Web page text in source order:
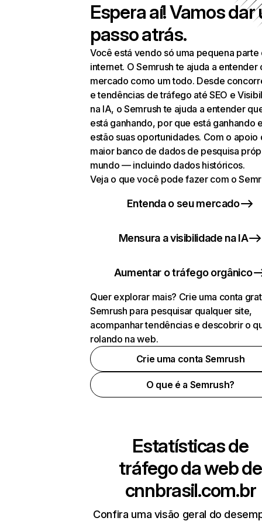
Espera aí! Vamos dar
passo atrás.
Você está vendo só uma pequena parte
internet. O Semrush te ajuda a entender
mercado como um todo. Desde
e tendências de tráfego até SEO e
na IA, o Semrush te ajuda a entender
está ganhando, por que está ganhando
estão suas oportunidades. Com o apoio
maior banco de dados de pesquisa
mundo — incluindo dados históricos.
Veja o que você pode fazer com o
Entenda o seu mercado
Mensura a visibilidade na IA
Aumentar o tráfego orgânico
Quer explorar mais? Crie uma conta
Semrush para pesquisar qualquer site,
acompanhar tendências e descobrir o
rolando na web.
Crie uma conta Semrush
O que é a Semrush?
Estatísticas de
tráfego da web de
cnnbrasil.com.br
Confira uma visão geral do